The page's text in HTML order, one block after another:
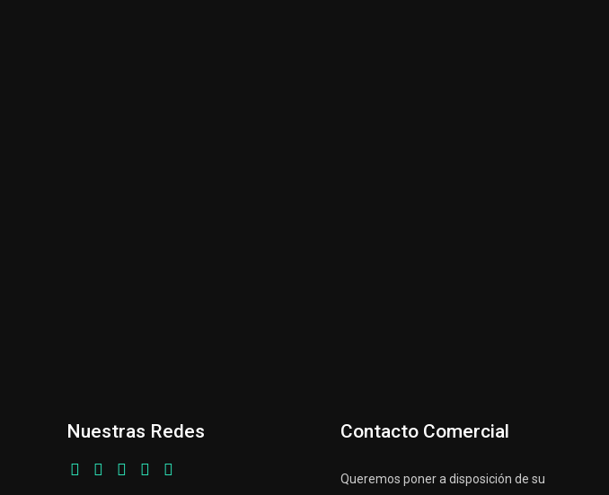
Nuestras Redes Contacto Comercial
Queremos poner a disposición de su